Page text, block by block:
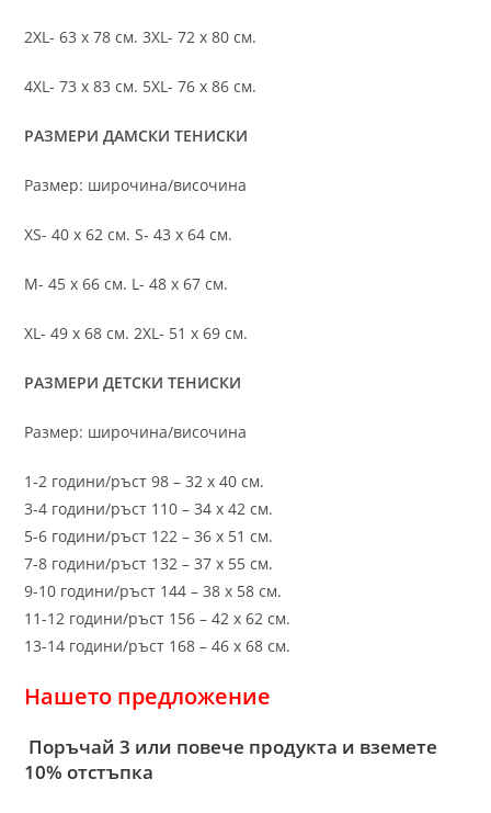
2XL- 63 х 78 см. 3XL- 72 х 80 см.
4XL- 73 х 83 см. 5XL- 76 х 86 см.
РАЗМЕРИ ДАМСКИ ТЕНИСКИ
Размер: широчина/височина
XS- 40 х 62 см. S- 43 х 64 см.
M- 45 х 66 см. L- 48 х 67 см.
XL- 49 х 68 см. 2XL- 51 х 69 см.
РАЗМЕРИ ДЕТСКИ ТЕНИСКИ
Размер: широчина/височина
1-2 години/ръст 98 – 32 х 40 см.
3-4 години/ръст 110 – 34 х 42 см.
5-6 години/ръст 122 – 36 х 51 см.
7-8 години/ръст 132 – 37 х 55 см.
9-10 години/ръст 144 – 38 х 58 см.
11-12 години/ръст 156 – 42 x 62 см.
13-14 години/ръст 168 – 46 х 68 см.
Нашето предложение
Поръчай 3 или повече продукта и вземете
10% отстъпка